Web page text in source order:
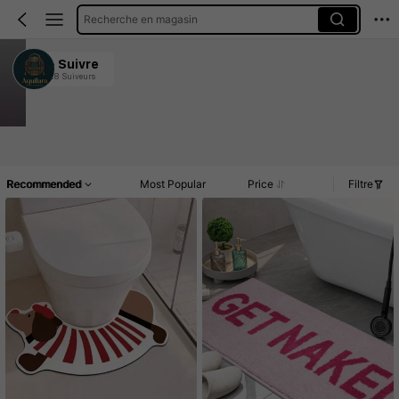
Recherche en magasin
Aquilara
4.78
Suivre
128 Suiveurs
Recommended Most Popular Price Filtre